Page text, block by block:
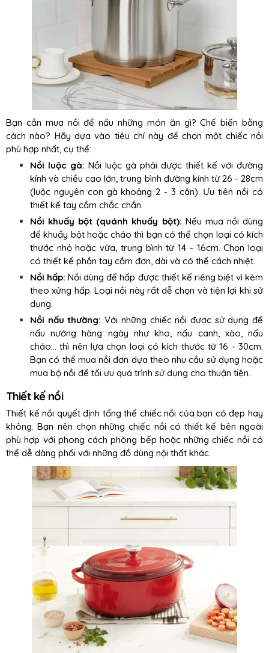
Bạn cần mua nồi để nấu những món ăn gì? Chế biến bằng
cách nào? Hãy dựa vào tiêu chí này để chọn một chiếc nồi
phù hợp nhất, cụ thể:
Nồi luộc gà: Nồi luộc gà phải được thiết kế với đường
kính và chiều cao lớn, trung bình đường kính từ 26 - 28cm
(luộc nguyên con gà khoảng 2 - 3 cân). Ưu tiên nồi có
thiết kế tay cầm chắc chắn.
Nồi khuấy bột (quánh khuấy bột): Nếu mua nồi dùng
để khuấy bột hoặc cháo thì bạn có thể chọn loại có kích
thước nhỏ hoặc vừa, trung bình từ 14 - 16cm. Chọn loại
có thiết kế phần tay cầm đơn, dài và có thể cách nhiệt.
Nồi hấp:Nồi dùng để hấp được thiết kế riêng biệt vì kèm
theo xửng hấp. Loại nồi này rất dễ chọn và tiện lợi khi sử
dụng.
Nồi nấu thường:Với những chiếc nồi được sử dụng để
nấu nướng hàng ngày như kho, nấu canh, xào, nấu
cháo… thì nên lựa chọn loại có kích thước từ 16 - 30cm.
Bạn có thể mua nồi đơn dựa theo nhu cầu sử dụng hoặc
mua bộ nồi để tối ưu quá trình sử dụng cho thuận tiện.
Thiết kế nồi
Thiết kế nồi quyết định tổng thể chiếc nồi của bạn có đẹp hay
không. Bạn nên chọn những chiếc nồi có thiết kế bên ngoài
phù hợp với phong cách phòng bếp hoặc những chiếc nồi có
thể dễ dàng phối với những đồ dùng nội thất khác.